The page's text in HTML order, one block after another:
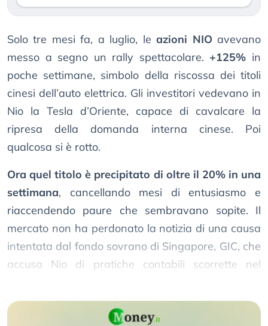
Solo tre mesi fa, a luglio, leazioni NIOavevano
messo a segno un rally spettacolare. +125% in
poche settimane, simbolo della riscossa dei titoli
cinesi dell’auto elettrica. Gli investitori vedevano in
Nio la Tesla d’Oriente, capace di cavalcare la
ripresa della domanda interna cinese. Poi
qualcosa si è rotto.
Ora quel titolo è precipitato di oltre il 20% in una
settimana, cancellando mesi di entusiasmo e
riaccendendo paure che sembravano sopite. Il
mercato non ha perdonato la notizia di una causa
intentata dal fondo sovrano di Singapore, GIC, che
accusa Nio di pratiche contabili scorrette nel